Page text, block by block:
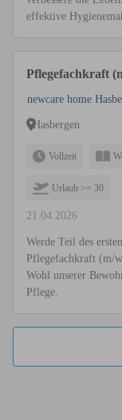
effektive
Pflegefachkraft
newcare home
Hasbergen
Vollzeit
Urlaub >= 30
21.04.2026
Werde Teil des
Pflegefachkraft (m/
Wohl unserer
Pflege.